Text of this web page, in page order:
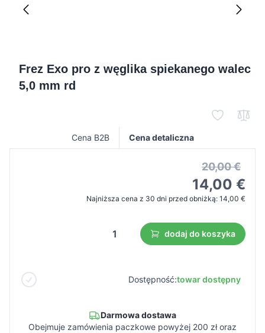
Frez Exo pro z węglika spiekanego walec
5,0 mm rd
Cena B2B Cena detaliczna
20,00 €
14,00 €
Najniższa cena z 30 dni przed obniżką: 14,00 €
dodaj do koszyka
Dostępność:towar dostępny
Darmowa dostawa
Obejmuje zamówienia paczkowe powyżej 200 zł oraz